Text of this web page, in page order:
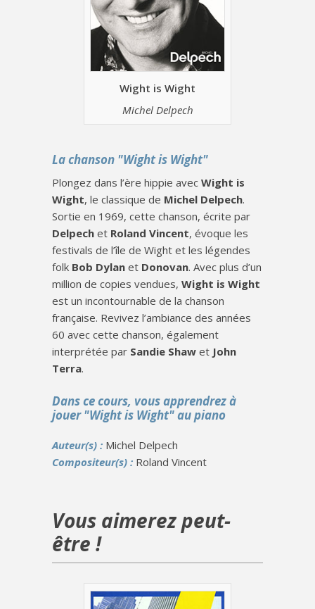
Wight is Wight
Michel Delpech
La chanson "Wight is Wight"
Plongez dans l’ère hippie avec Wight is
Wight, le classique de Michel Delpech.
Sortie en 1969, cette chanson, écrite par
Delpech et Roland Vincent, évoque les
festivals de l’île de Wight et les légendes
folk Bob Dylan et Donovan. Avec plus d’un
million de copies vendues, Wight is Wight
est un incontournable de la chanson
française. Revivez l’ambiance des années
60 avec cette chanson, également
interprétée par Sandie Shaw et John
Terra.
Dans ce cours, vous apprendrez à
jouer "Wight is Wight" au piano
Auteur(s) : Michel Delpech
Compositeur(s) : Roland Vincent
Vous aimerez peut-
être !